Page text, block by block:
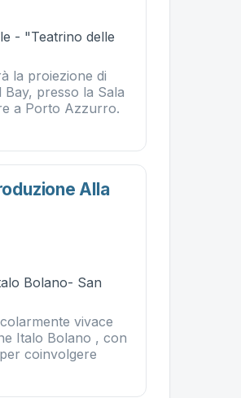
- "Teatrino delle
la proiezione di
presso la Sala
a Porto Azzurro.
Alla
Bolano- San
vivace
Italo Bolano , con
coinvolgere